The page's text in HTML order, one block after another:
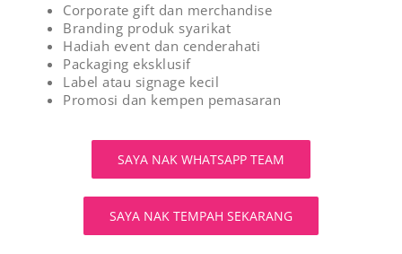
Corporate gift dan merchandise
Branding produk syarikat
Hadiah event dan cenderahati
Packaging eksklusif
Label atau signage kecil
Promosi dan kempen pemasaran
SAYA NAK WHATSAPP TEAM
SAYA NAK TEMPAH SEKARANG